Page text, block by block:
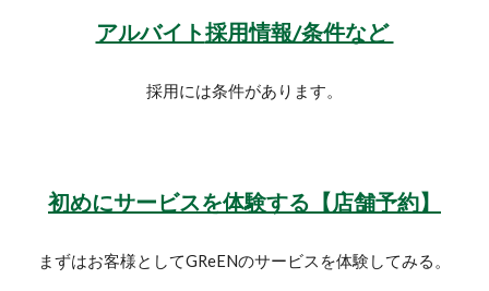
アルバイト採用情報/条件など
採用には条件があります。
初めにサービスを体験する【店舗予約】
まずはお客様としてGReENのサービスを体験してみる。